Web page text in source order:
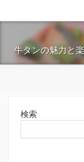
牛タンの魅力と
検索